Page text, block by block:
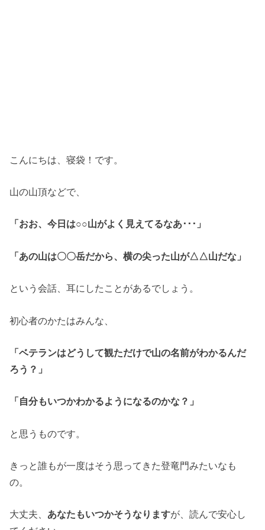
こんにちは、寝袋！です。
山の山頂などで、
「おお、今日は○○山がよく見えてるなあ･･･」
「あの山は〇〇岳だから、横の尖った山が△△山だな」
という会話、耳にしたことがあるでしょう。
初心者のかたはみんな、
「ベテランはどうして観ただけで山の名前がわかるんだ
ろう？」
「自分もいつかわかるようになるのかな？」
と思うものです。
きっと誰もが一度はそう思ってきた登竜門みたいなも
の。
大丈夫、 あなたもいつかそうなりますが、読んで安心し